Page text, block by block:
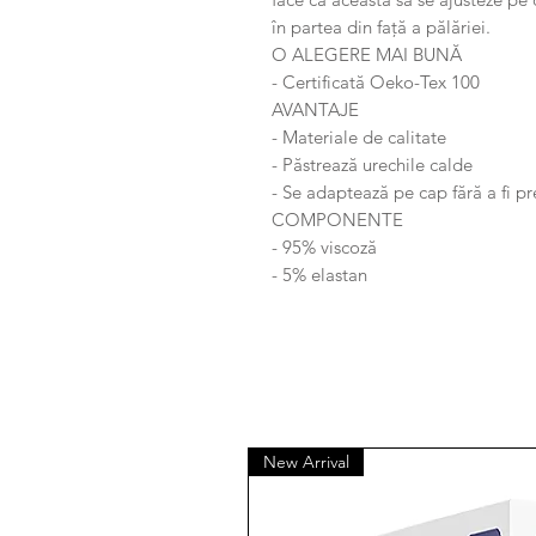
în partea din față a pălăriei.
O ALEGERE MAI BUNĂ
- Certificată Oeko-Tex 100
AVANTAJE
- Materiale de calitate
- Păstrează urechile calde
- Se adaptează pe cap fără a fi
COMPONENTE
- 95% viscoză
- 5% elastan
New Arrival